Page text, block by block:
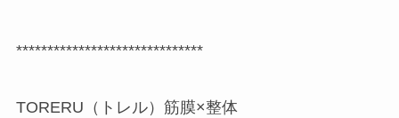
******************************
TORERU（トレル）筋膜×整体